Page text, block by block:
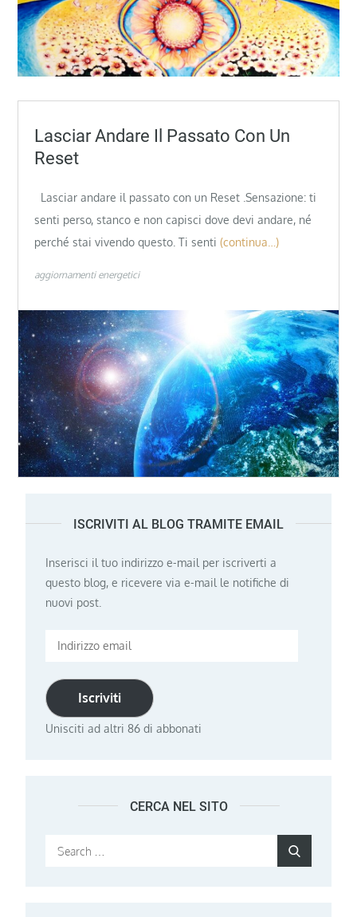
Lasciar Andare Il Passato Con Un
Reset
Lasciar andare il passato con un Reset .Sensazione: ti
senti perso, stanco e non capisci dove devi andare, né
perché stai vivendo questo. Ti senti (continua…)
aggiornamenti energetici
ISCRIVITI AL BLOG TRAMITE EMAIL
Inserisci il tuo indirizzo e-mail per iscriverti a
questo blog, e ricevere via e-mail le notifiche di
nuovi post.
Indirizzo
Iscriviti
Unisciti ad altri 86 di abbonati
CERCA NEL SITO
Search